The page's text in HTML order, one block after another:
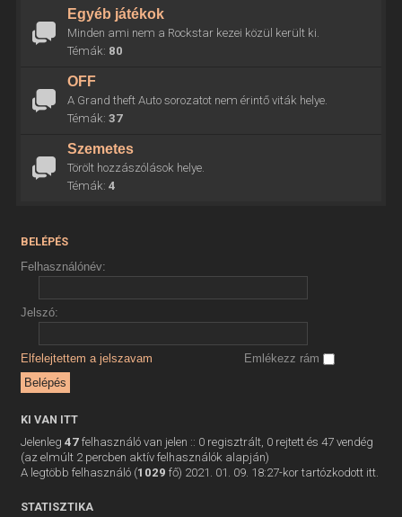
Egyéb játékok
Minden ami nem a Rockstar kezei közül került ki.
Témák: 80
OFF
A Grand theft Auto sorozatot nem érintő viták helye.
Témák: 37
Szemetes
Törölt hozzászólások helye.
Témák: 4
BELÉPÉS
Felhasználónév:
Jelszó:
Elfelejtettem a jelszavam Emlékezz rám
KI VAN ITT
Jelenleg 47felhasználó van jelen :: 0 regisztrált, 0 rejtett és 47 vendég
(az elmúlt 2 percben aktív felhasználók alapján)
A legtöbb felhasználó (1029 fő) 2021. 01. 09. 18:27-kor tartózkodott itt.
STATISZTIKA